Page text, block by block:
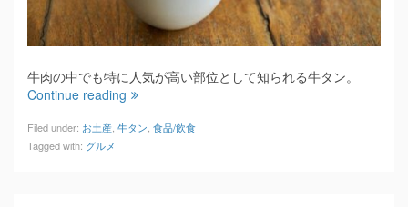
牛肉の中でも特に人気が高い部位として知られる牛タン。
Continue reading
Filed under: お土産 牛タン 食品/飲食
Tagged with: グルメ